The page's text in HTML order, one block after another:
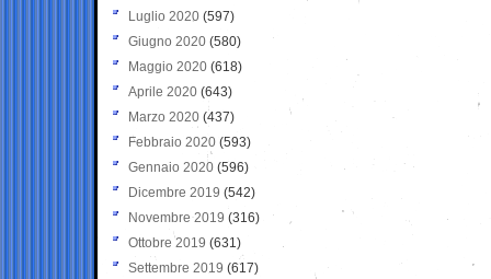
Luglio 2020 (597)
Giugno 2020 (580)
Maggio 2020 (618)
Aprile 2020 (643)
Marzo 2020 (437)
Febbraio 2020 (593)
Gennaio 2020 (596)
Dicembre 2019 (542)
Novembre 2019 (316)
Ottobre 2019 (631)
Settembre 2019 (617)